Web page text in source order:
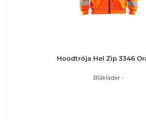
Hoodtröja Hel Zip 3346
Blåkläder -